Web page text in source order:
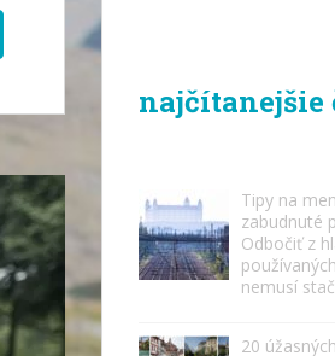
Tipy na
zabudnuté
Odbočiť z
nemusí
20